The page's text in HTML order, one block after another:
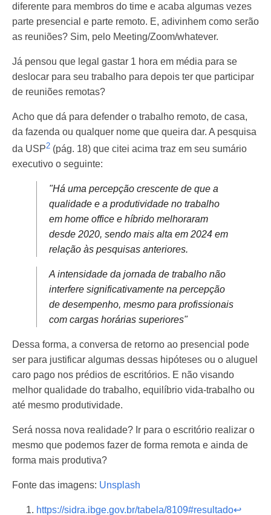
diferente para membros do time e acaba algumas vezes
parte presencial e parte remoto. E, adivinhem como serão
as reuniões? Sim, pelo Meeting/Zoom/whatever.
Já pensou que legal gastar 1 hora em média para se
deslocar para seu trabalho para depois ter que participar
de reuniões remotas?
Acho que dá para defender o trabalho remoto, de casa,
da fazenda ou qualquer nome que queira dar. A pesquisa
da USP2 (pág. 18) que citei acima traz em seu sumário
executivo o seguinte:
"Há uma percepção crescente de que a
qualidade e a produtividade no trabalho
em home office e híbrido melhoraram
desde 2020, sendo mais alta em 2024 em
relação às pesquisas anteriores.
A intensidade da jornada de trabalho não
interfere significativamente na percepção
de desempenho, mesmo para profissionais
com cargas horárias superiores"
Dessa forma, a conversa de retorno ao presencial pode
ser para justificar algumas dessas hipóteses ou o aluguel
caro pago nos prédios de escritórios. E não visando
melhor qualidade do trabalho, equilíbrio vida-trabalho ou
até mesmo produtividade.
Será nossa nova realidade? Ir para o escritório realizar o
mesmo que podemos fazer de forma remota e ainda de
forma mais produtiva?
Fonte das imagens: Unsplash
https://sidra.ibge.gov.br/tabela/8109#resultado↩